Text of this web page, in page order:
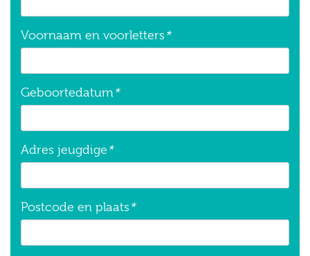
Voornaam en voorletters*
Geboortedatum *
Adres jeugdige *
Postcode en plaats*